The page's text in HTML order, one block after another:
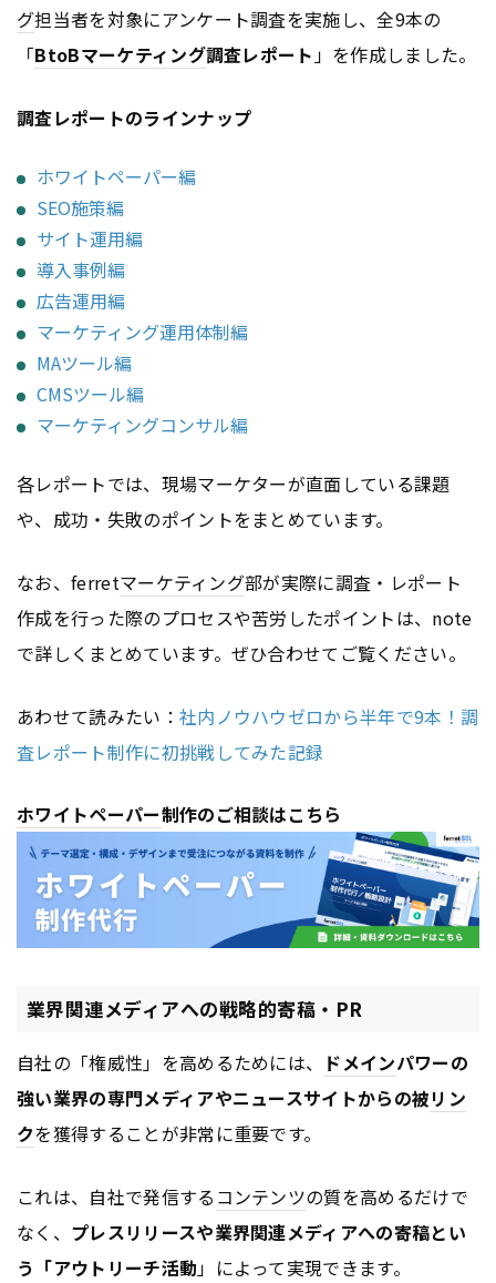
グ担当者を対象にアンケート調査を実施し、全9本の
「BtoBマーケティング調査レポート 」を作成しました。
調査レポートのラインナップ
ホワイトペーパー編
SEO施策編
サイト運用編
導入事例編
広告運用編
マーケティング運用体制編
MAツール編
CMSツール編
マーケティングコンサル編
各レポートでは、現場マーケターが直面している課題
や、成功・失敗のポイントをまとめています。
なお、ferretマーケティング部が実際に調査・レポート
作成を行った際のプロセスや苦労したポイントは、note
で詳しくまとめています。ぜひ合わせてご覧ください。
あわせて読みたい： 社内ノウハウゼロから半年で9本！調
査レポート制作に初挑戦してみた記録
ホワイトペーパー制作のご相談はこちら
業界関連メディアへの戦略的寄稿・PR
自社の「権威性」を高めるためには、 ドメインパワーの
強い業界の専門メディアやニュースサイトからの被リン
クを獲得することが非常に重要です。
これは、自社で発信する コンテンツの質を高めるだけで
なく、 プレスリリースや業界関連メディアへの寄稿とい
う「アウトリーチ活動」によって実現できます。